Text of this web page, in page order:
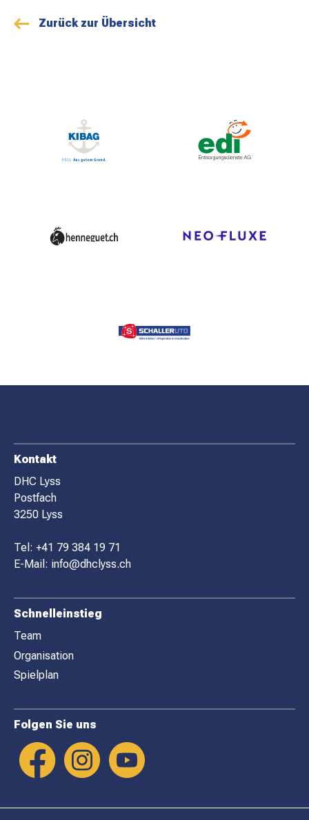
Zurück zur Übersicht
F
O
O
T
E
R
Kontakt
DHC Lyss
Postfach
3250 Lyss
Tel: +41 79 384 19 71
E-Mail: info@dhclyss.ch
Schnelleinstieg
Team
Organisation
Spielplan
Folgen Sie uns